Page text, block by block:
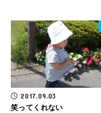
2017.09.03
笑ってくれない